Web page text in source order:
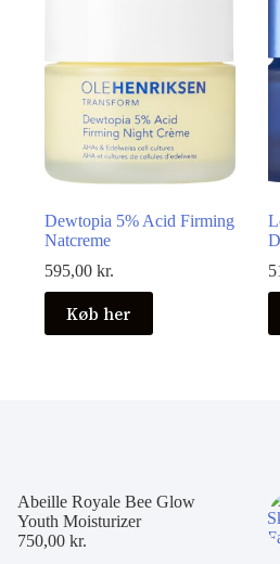
Dewtopia 5% Acid Firming
Natcreme
595,00 kr.
Køb her
Abeille Royale Bee Glow
Youth Moisturizer
750,00 kr.